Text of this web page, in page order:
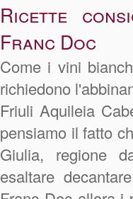
Ricette
Franc Doc
Come i vini
richiedono
Friuli Aquileia
pensiamo il fatto
Giulia, regione
esaltare